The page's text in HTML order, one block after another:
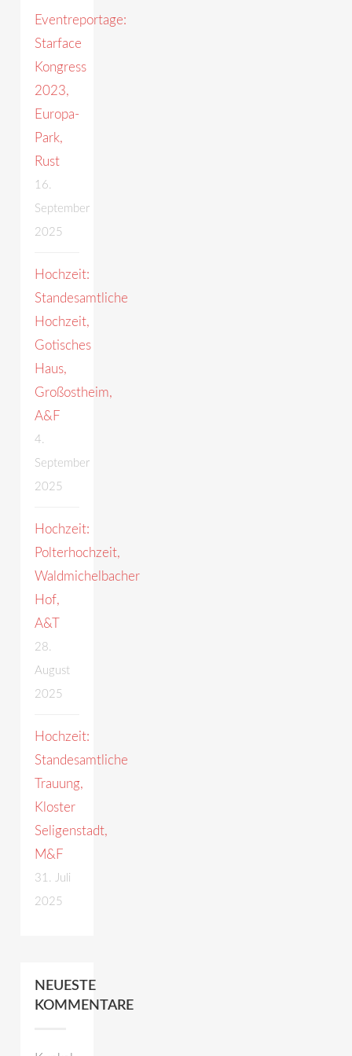
Eventreportage:
Starface
Kongress
2023,
Europa-
Park,
Rust
16.
September
2025
Hochzeit:
Standesamtliche
Hochzeit,
Gotisches
Haus,
Großostheim,
A&F
4.
September
2025
Hochzeit:
Polterhochzeit,
Waldmichelbacher
Hof,
A&T
28.
August
2025
Hochzeit:
Standesamtliche
Trauung,
Kloster
Seligenstadt,
M&F
31. Juli
2025
NEUESTE
KOMMENTARE